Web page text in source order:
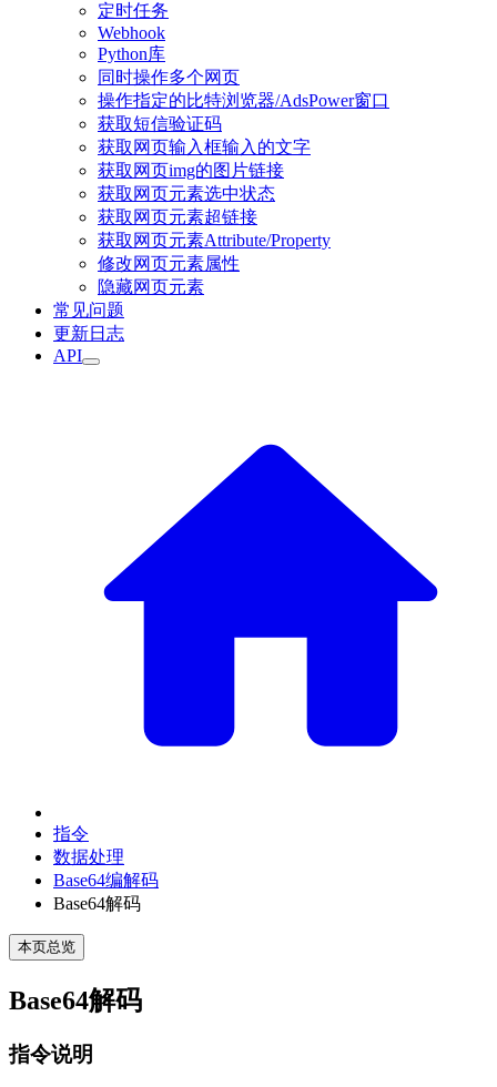
定时任务
Webhook
Python库
同时操作多个网页
操作指定的比特浏览器/AdsPower窗口
获取短信验证码
获取网页输入框输入的文字
获取网页img的图片链接
获取网页元素选中状态
获取网页元素超链接
获取网页元素Attribute/Property
修改网页元素属性
隐藏网页元素
常见问题
更新日志
API
指令
数据处理
Base64编解码
Base64解码
本页总览
Base64解码
指令说明